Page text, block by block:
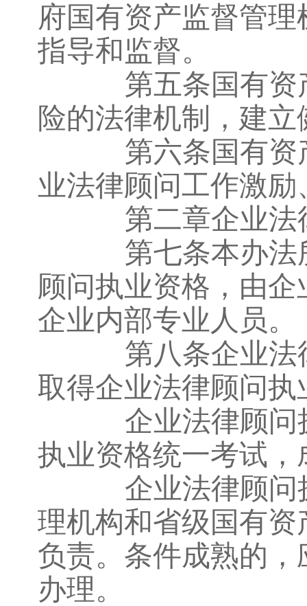
府国有资产监督管
指导和监督。
第五条国有资
险的法律机制，建
第六条国有资
业法律顾问工作激
第二章企业法
第七条本办法
顾问执业资格，由
企业内部专业人员。
第八条企业法
取得企业法律顾问执
企业法律顾问
执业资格统一考试
企业法律顾问
理机构和省级国有
负责。条件成熟的
办理。